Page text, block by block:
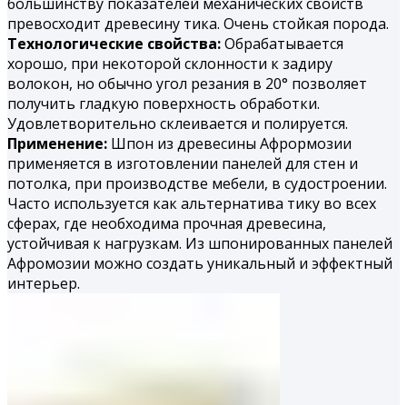
превосходит древесину тика. Очень стойкая порода.
Технологические свойства:Обрабатывается
хорошо, при некоторой склонности к задиру
волокон, но обычно угол резания в 20° позволяет
получить гладкую поверхность обработки.
Удовлетворительно склеивается и полируется.
Применение: Шпон из древесины Афрормозии
применяется в изготовлении панелей для стен и
потолка, при производстве мебели, в судостроении.
Часто используется как альтернатива тику во всех
сферах, где необходима прочная древесина,
устойчивая к нагрузкам. Из шпонированных панелей
Афромозии можно создать уникальный и эффектный
интерьер.